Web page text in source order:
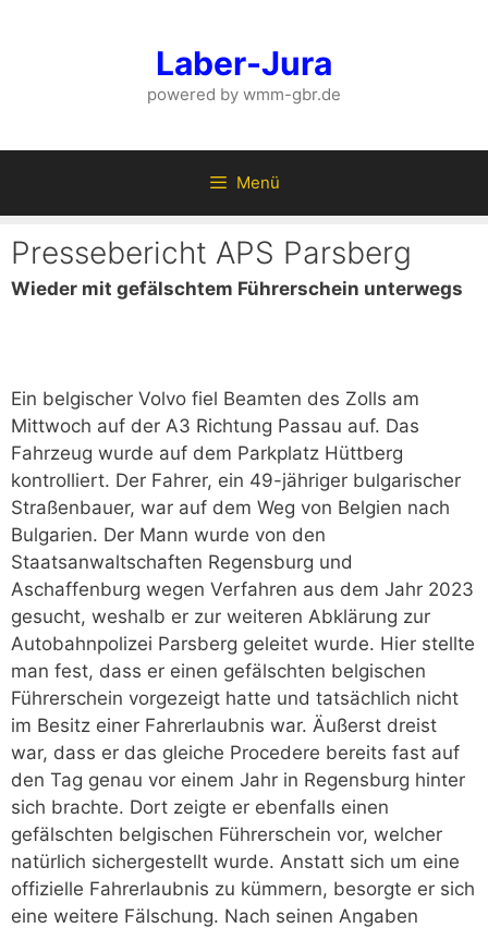
Laber-Jura
powered by wmm-gbr.de
Menü
Pressebericht APS Parsberg
Wieder mit gefälschtem Führerschein unterwegs
Ein belgischer Volvo fiel Beamten des Zolls am
Mittwoch auf der A3 Richtung Passau auf. Das
Fahrzeug wurde auf dem Parkplatz Hüttberg
kontrolliert. Der Fahrer, ein 49-jähriger bulgarischer
Straßenbauer, war auf dem Weg von Belgien nach
Bulgarien. Der Mann wurde von den
Staatsanwaltschaften Regensburg und
Aschaffenburg wegen Verfahren aus dem Jahr 2023
gesucht, weshalb er zur weiteren Abklärung zur
Autobahnpolizei Parsberg geleitet wurde. Hier stellte
man fest, dass er einen gefälschten belgischen
Führerschein vorgezeigt hatte und tatsächlich nicht
im Besitz einer Fahrerlaubnis war. Äußerst dreist
war, dass er das gleiche Procedere bereits fast auf
den Tag genau vor einem Jahr in Regensburg hinter
sich brachte. Dort zeigte er ebenfalls einen
gefälschten belgischen Führerschein vor, welcher
natürlich sichergestellt wurde. Anstatt sich um eine
offizielle Fahrerlaubnis zu kümmern, besorgte er sich
eine weitere Fälschung. Nach seinen Angaben